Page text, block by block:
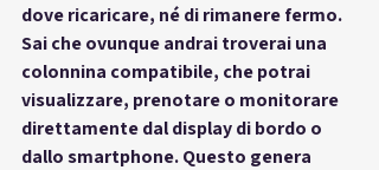
dove ricaricare, né di rimanere fermo.
Sai che ovunque andrai troverai una
colonnina compatibile, che potrai
visualizzare, prenotare o monitorare
direttamente dal display di bordo o
dallo smartphone. Questo genera